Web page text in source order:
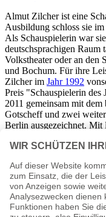
Almut Zilcher ist eine
Ausbildung schloss sie
Als Schauspielerin war
deutschsprachigen Raum
Volkstheater oder an den
und Bochum. Für ihre
Zilcher im Jahr 1992
Preis "Schauspielerin des
2011 gemeinsam mit
Gotscheff und zwei
Berlin ausgezeichnet.
ehemalige Paar hat
Fernsehproduktionen
hinter der Wand" oder